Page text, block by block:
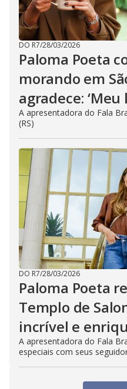
DO R7/28/03/2026
Paloma Poeta
morando em
agradece:
A apresentadora do Fala
(RS)
DO R7/28/03/2026
Paloma Poeta
Templo de
incrível e
A apresentadora do Fala
especiais com seus